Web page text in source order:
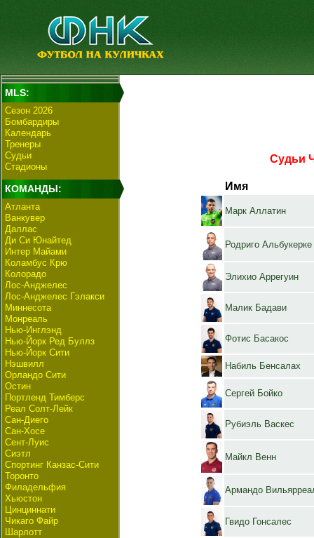
MLS:
Сезон 2026
Бомбардиры
Календарь
Тренеры
Судьи
Стадионы
КОМАНДЫ:
Атланта
Ванкувер
Даллас
Ди Си Юнайтед
Интер Майами
Коламбус Крю
Колорадо
Лос-Анджелес
Лос-Анджелес Гэлакси
Миннесота
Монреаль
Нью-Инглэнд
Нью-Йорк Ред Буллз
Нью-Йорк Сити
Нэшвилл
Орландо Сити
Остин
Портленд Тимберс
Реал Солт-Лейк
Сан-Диего
Сан-Хосе
Сент-Луис
Сиэтл
Спортинг Канзас-Сити
Торонто
Филадельфия
Хьюстон
Цинциннати
Чикаго Файр
Шарлотт
Судьи
Имя
Марк Аллатин
Родриго Альбукерке
Элихио Аррегуин
Малик Бадави
Фотис Басакос
Набиль Бенсалах
Сергей Бойко
Рубиэль Васкес
Майкл Венн
Армандо
Гвидо Гонсалес